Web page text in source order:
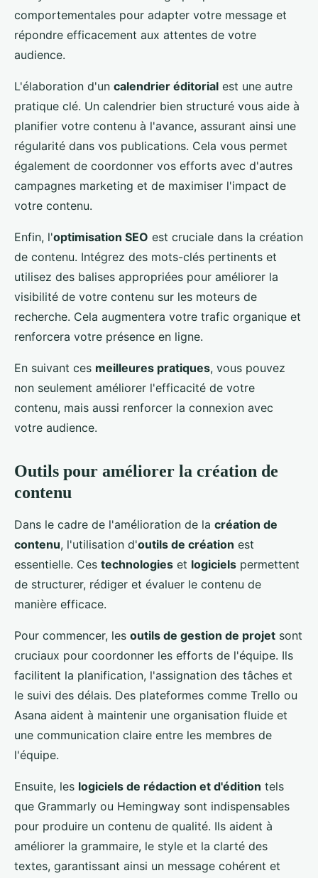
comportementales pour adapter votre message et
répondre efficacement aux attentes de votre
audience.
L'élaboration d'un calendrier éditorial est une autre
pratique clé. Un calendrier bien structuré vous aide à
planifier votre contenu à l'avance, assurant ainsi une
régularité dans vos publications. Cela vous permet
également de coordonner vos efforts avec d'autres
campagnes marketing et de maximiser l'impact de
votre contenu.
Enfin, l'optimisation SEO est cruciale dans la création
de contenu. Intégrez des mots-clés pertinents et
utilisez des balises appropriées pour améliorer la
visibilité de votre contenu sur les moteurs de
recherche. Cela augmentera votre trafic organique et
renforcera votre présence en ligne.
En suivant ces meilleures pratiques, vous pouvez
non seulement améliorer l'efficacité de votre
contenu, mais aussi renforcer la connexion avec
votre audience.
Outils pour améliorer la création de
contenu
Dans le cadre de l'amélioration de la création de
contenu, l'utilisation d'outils de création est
essentielle. Ces technologies et logiciels permettent
de structurer, rédiger et évaluer le contenu de
manière efficace.
Pour commencer, les outils de gestion de projet sont
cruciaux pour coordonner les efforts de l'équipe. Ils
facilitent la planification, l'assignation des tâches et
le suivi des délais. Des plateformes comme Trello ou
Asana aident à maintenir une organisation fluide et
une communication claire entre les membres de
l'équipe.
Ensuite, les logiciels de rédaction et d'édition tels
que Grammarly ou Hemingway sont indispensables
pour produire un contenu de qualité. Ils aident à
améliorer la grammaire, le style et la clarté des
textes, garantissant ainsi un message cohérent et